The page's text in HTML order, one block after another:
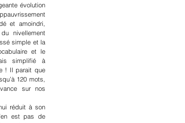
Partager
évolution
et amoindri,
nivellement
simple et la
et le
simplifié à
! Il parait que
120 mots,
sur nos
réduit à son
est pas de